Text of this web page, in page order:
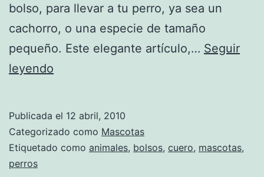
bolso, para llevar a tu perro, ya sea un
cachorro, o una especie de tamaño
pequeño. Este elegante artículo,… Seguir
leyendo
elegante
para
Publicada el 12 abril, 2010
Categorizado como Mascotas
Etiquetado como animales, bolsos, cuero, mascotas,
perros